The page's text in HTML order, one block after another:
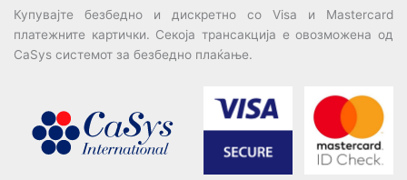
Купувајте безбедно и дискретно со Visa и Mastercard
платежните картички. Секоја трансакција е овозможена од
CaSys системот за безбедно плаќање.